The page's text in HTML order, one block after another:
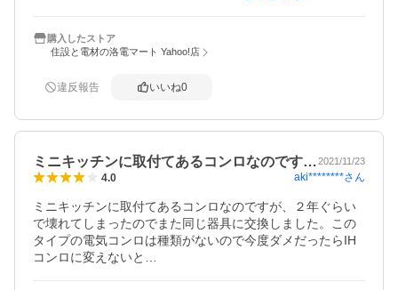
購入したストア
住設と電材の洛電マート Yahoo!店
違反報告 いいね0
ミニキッチンに取付てあるコンロなのです…2021/11/23
4.0 aki********さん
ミニキッチンに取付てあるコンロなのですが、２年ぐらい
で壊れてしまったのでまた同じ器具に交換しました。この
タイプの電気コンロは種類がないので今度ダメだったらIH
コンロに変えないと…